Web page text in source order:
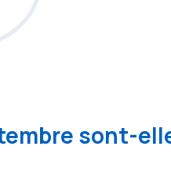
sont-